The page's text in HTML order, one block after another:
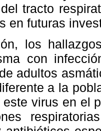
tracto
en futuras
los
con
adultos
a la
virus en el